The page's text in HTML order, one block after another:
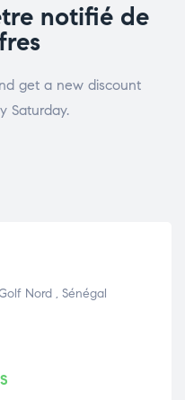
notifié de
get a new discount
Saturday.
Nord , Sénégal